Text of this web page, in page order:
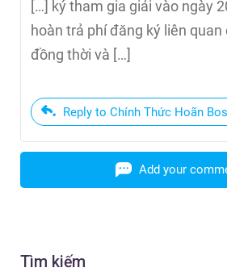
Tìm kiếm
[…] ký tham gia giải vào ngày
hoàn trả phí đăng ký liên quan
đồng thời và […]
Reply to Chính Thức Hoãn
Add your